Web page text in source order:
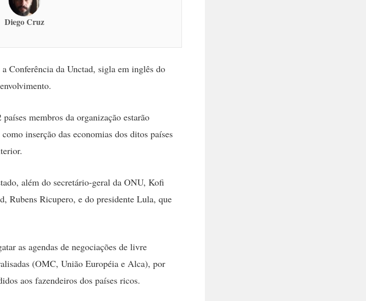
Diego Cruz
Conferência da Unctad, sigla em inglês do
membros da organização estarão
inserção das economias dos ditos países
além do secretário-geral da ONU, Kofi
Rubens Ricupero, e do presidente Lula, que
as agendas de negociações de livre
(OMC, União Européia e Alca), por
aos fazendeiros dos países ricos.